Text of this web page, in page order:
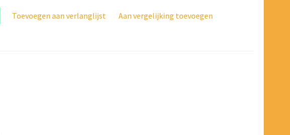
Toevoegen aan verlanglijst Aan vergelijking toevoegen